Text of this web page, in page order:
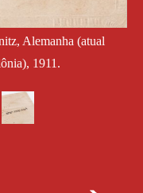
Alemanha (atual
1911.